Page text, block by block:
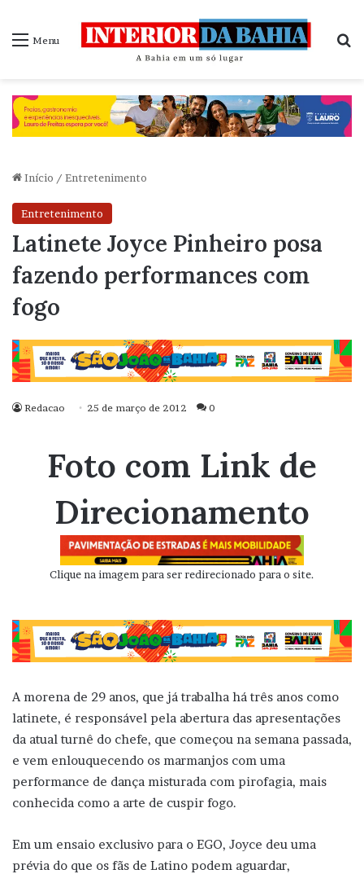
Menu
Início / Entretenimento
Entretenimento
Latinete Joyce Pinheiro posa
fazendo performances com
fogo
Redacao 25 de março de 2012 0
Foto com Link de
Direcionamento
Clique na imagem para ser redirecionado para o site.
A morena de 29 anos, que já trabalha há três anos como
latinete, é responsável pela abertura das apresentações
da atual turnê do chefe, que começou na semana passada,
e vem enlouquecendo os marmanjos com uma
performance de dança misturada com pirofagia, mais
conhecida como a arte de cuspir fogo.
Em um ensaio exclusivo para o EGO, Joyce deu uma
prévia do que os fãs de Latino podem aguardar,